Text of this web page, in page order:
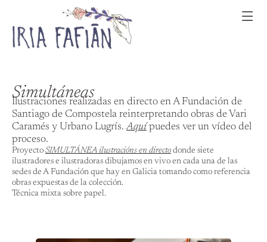
Simultáneas
Ilustraciones realizadas en directo en A Fundación de
Santiago de Compostela reinterpretando obras de Vari
Caramés y Urbano Lugrís.Aquípuedes ver un vídeo del
proceso.
Proyecto SIMULTÁNEA ilustracións en directo donde siete
ilustradores e ilustradoras dibujamos en vivo en cada una de las
sedes de A Fundación que hay en Galicia tomando como referencia
obras expuestas de la colección.
Técnica mixta sobre papel.